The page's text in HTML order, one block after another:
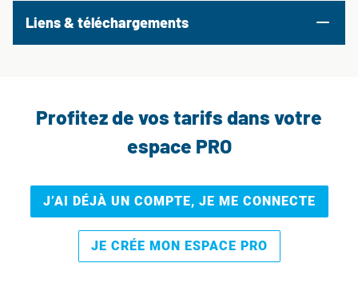
Liens & téléchargements
Profitez de vos tarifs dans votre
espace PRO
J’AI DÉJÀ UN COMPTE, JE ME CONNECTE
JE CRÉE MON ESPACE PRO